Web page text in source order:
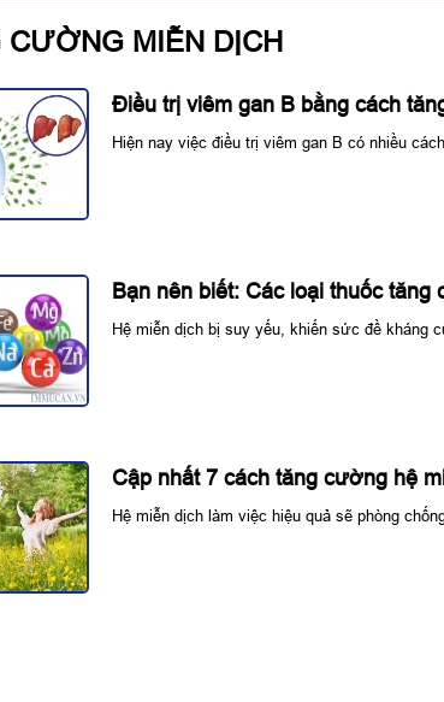
CƯỜNG MIỄN DỊCH
Điều trị viêm gan B bằng cách
Hiện nay việc điều trị viêm gan B có nhiều
Bạn nên biết: Các loại thuốc
Hệ miễn dịch bị suy yếu, khiến sức đề kháng
Cập nhất 7 cách tăng cường hệ
Hệ miễn dịch làm việc hiệu quả sẽ phòng